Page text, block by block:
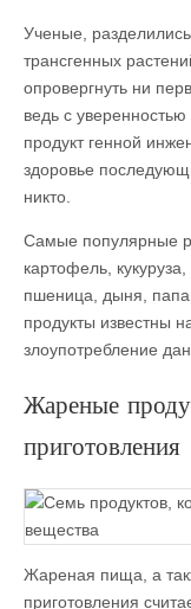
Ученые,
трансгенных
опровергнуть ни
ведь с уверенностью
продукт генной
здоровье
никто.
Самые популярные
картофель,
пшеница, дыня,
продукты известны
злоупотребление
Жареные
приготовления
Жареная пища, а
приготовления